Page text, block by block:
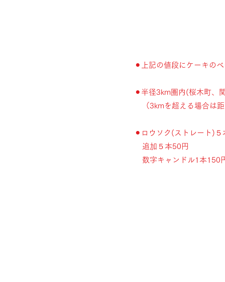
⚫︎上記の値段にケーキの
⚫︎ 半径3km圏内(桜木町、
（3kmを超える場合は
⚫︎ ロウソク(ストレート)
追加５本50円
数字キャンドル1本150